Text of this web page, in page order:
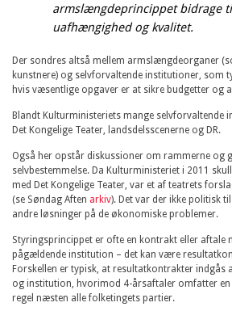
armslængdeprincippet bidrage
uafhængighed og kvalitet.
Der sondres altså mellem armslængdeorganer
kunstnere) og selvforvaltende institutioner, som
hvis væsentlige opgaver er at sikre budgetter og
Blandt Kulturministeriets mange selvforvaltende
Det Kongelige Teater, landsdelsscenerne og DR.
Også her opstår diskussioner om rammerne og
selvbestemmelse. Da Kulturministeriet i 2011
med Det Kongelige Teater, var et af teatrets
(se Søndag Aften arkiv). Det var der ikke politisk
andre løsninger på de økonomiske problemer.
Styringsprincippet er ofte en kontrakt eller aftale
pågældende institution – det kan være
Forskellen er typisk, at resultatkontrakter indgås
og institution, hvorimod 4-årsaftaler omfatter en
regel næsten alle folketingets partier.